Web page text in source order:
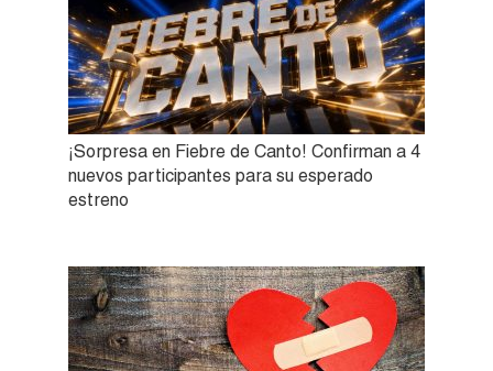
¡Sorpresa en Fiebre de Canto! Confirman a 4
nuevos participantes para su esperado
estreno